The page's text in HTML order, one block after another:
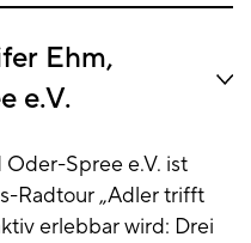
Ehm,
e.V.
Spree e.V. ist
Radtour „Adler trifft
erlebbar wird: Drei